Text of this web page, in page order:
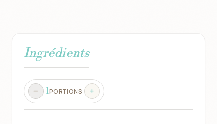
Ingrédients
1PORTIONS